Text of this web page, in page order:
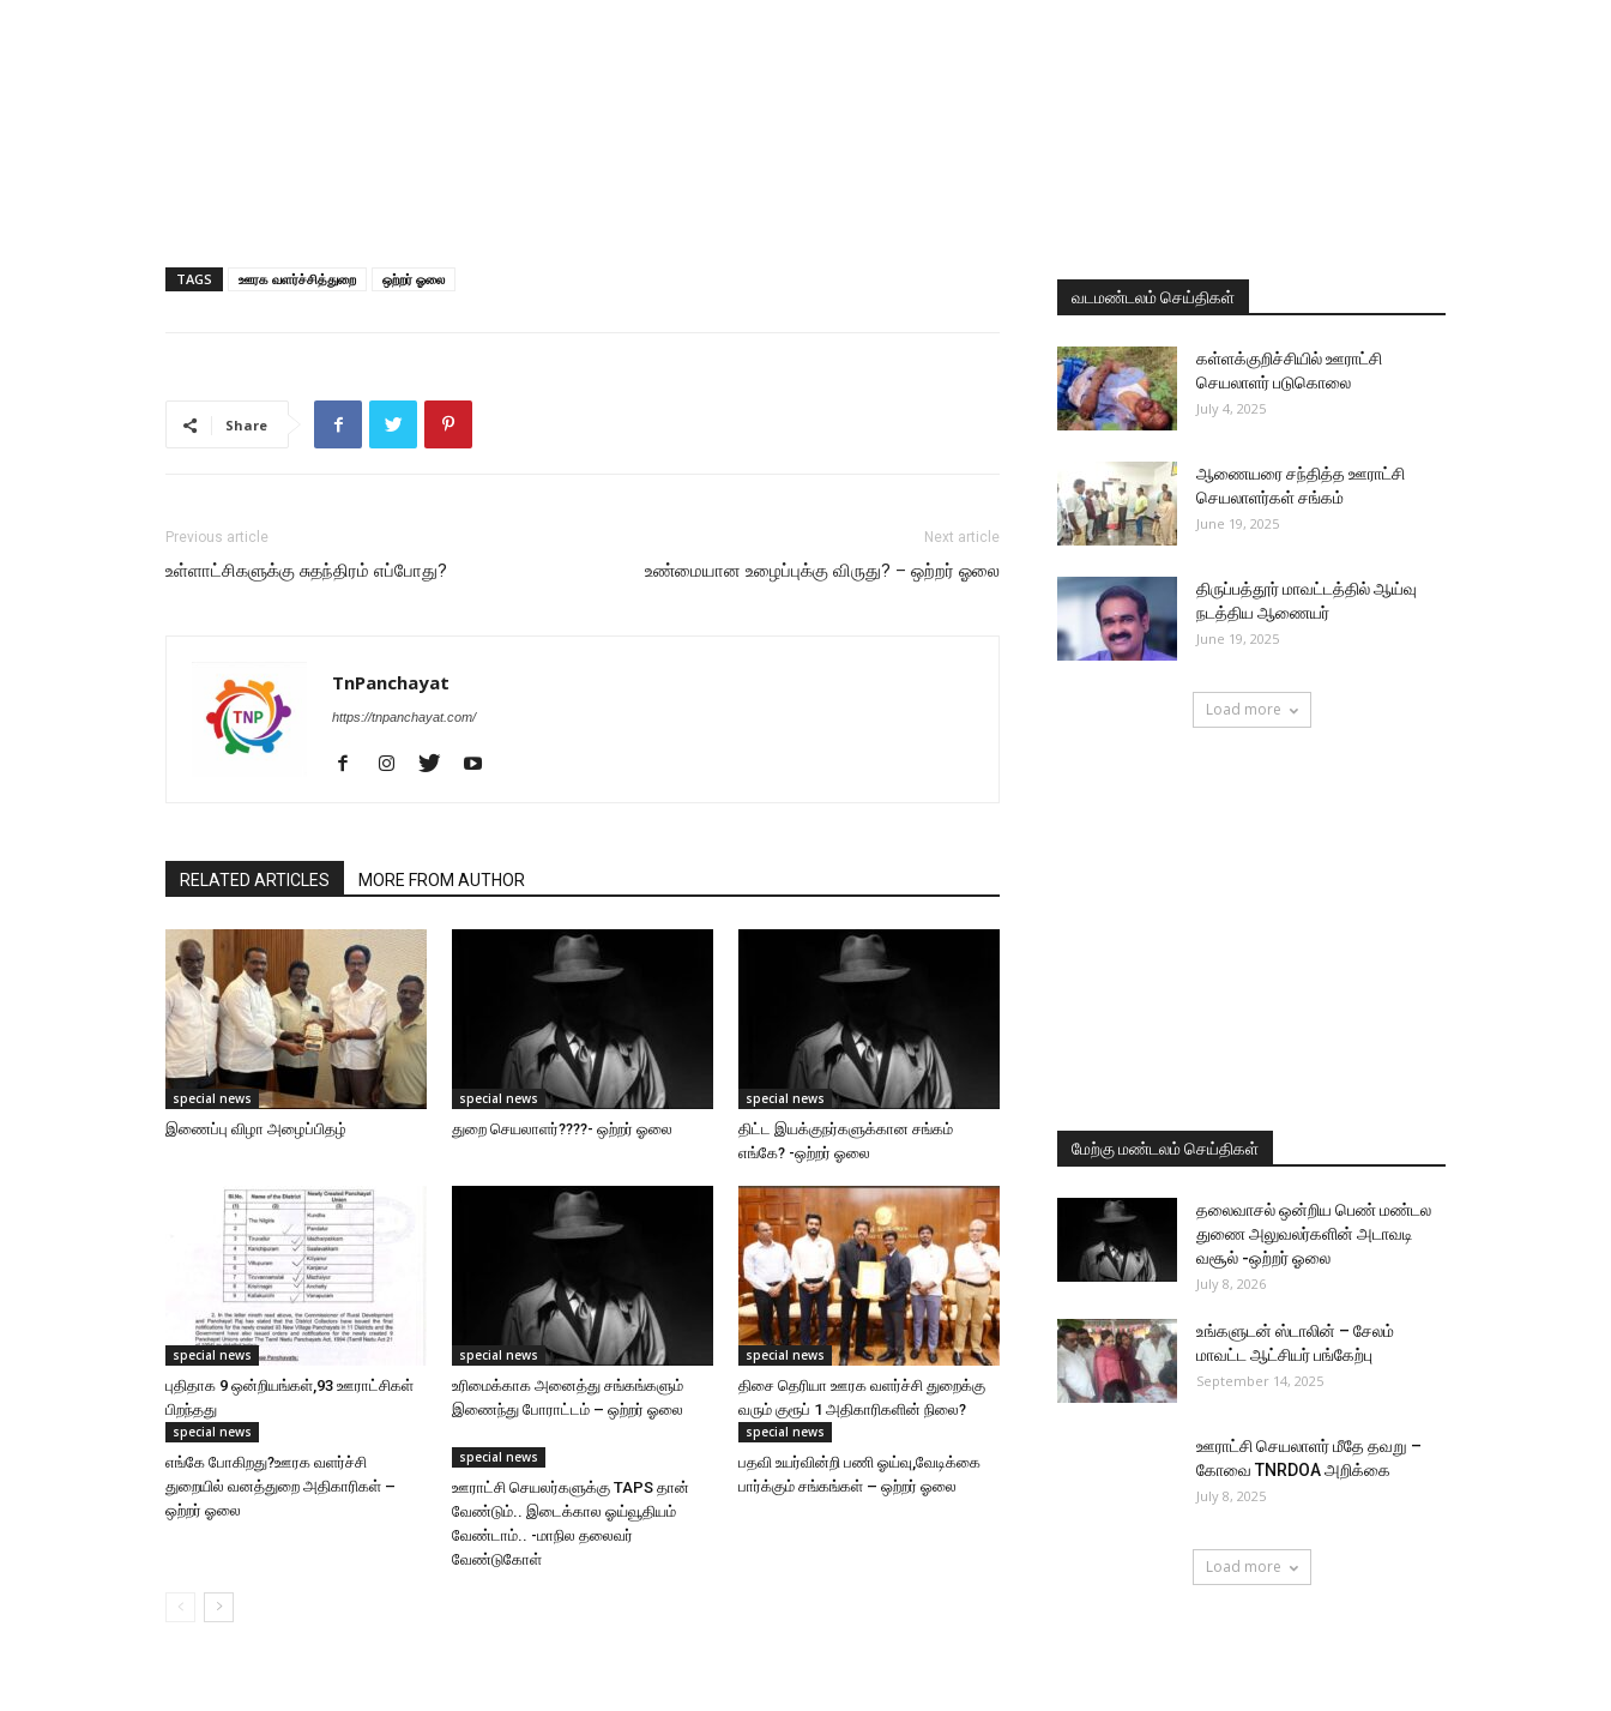
TAGS ஊரக வளர்ச்சித்துறை ஒற்றர் ஓலை
Share
Previous article
உள்ளாட்சிகளுக்கு சுதந்திரம் எப்போது?
Next article
உண்மையான உழைப்புக்கு விருது? – ஒற்றர் ஓலை
TnPanchayat
https://tnpanchayat.com/
RELATED ARTICLES MORE FROM AUTHOR
special news
இணைப்பு விழா அழைப்பிதழ்
special news
துறை செயலாளர்????- ஒற்றர் ஓலை
special news
திட்ட இயக்குநர்களுக்கான சங்கம்
எங்கே? -ஒற்றர் ஓலை
special news
புதிதாக 9 ஒன்றியங்கள்,93 ஊராட்சிகள்
பிறந்தது
special news
உரிமைக்காக அனைத்து சங்கங்களும்
இணைந்து போராட்டம் – ஒற்றர் ஓலை
special news
திசை தெரியா ஊரக வளர்ச்சி துறைக்கு
வரும் குரூப் 1 அதிகாரிகளின் நிலை?
special news
எங்கே போகிறது?ஊரக வளர்ச்சி
துறையில் வனத்துறை அதிகாரிகள் –
ஒற்றர் ஓலை
special news
ஊராட்சி செயலர்களுக்கு TAPS தான்
வேண்டும்.. இடைக்கால ஓய்வூதியம்
வேண்டாம்.. -மாநில தலைவர்
வேண்டுகோள்
special news
பதவி உயர்வின்றி பணி ஓய்வு,வேடிக்கை
பார்க்கும் சங்கங்கள் – ஒற்றர் ஓலை
வடமண்டலம் செய்திகள்
கள்ளக்குறிச்சியில் ஊராட்சி
செயலாளர் படுகொலை
July 4, 2025
ஆணையரை சந்தித்த ஊராட்சி
செயலாளர்கள் சங்கம்
June 19, 2025
திருப்பத்தூர் மாவட்டத்தில் ஆய்வு
நடத்திய ஆணையர்
June 19, 2025
Load more
மேற்கு மண்டலம் செய்திகள்
தலைவாசல் ஒன்றிய பெண் மண்டல
துணை அலுவலர்களின் அடாவடி
வசூல் -ஒற்றர் ஓலை
July 8, 2026
உங்களுடன் ஸ்டாலின் – சேலம்
மாவட்ட ஆட்சியர் பங்கேற்பு
September 14, 2025
ஊராட்சி செயலாளர் மீதே தவறு –
கோவை TNRDOA அறிக்கை
July 8, 2025
Load more